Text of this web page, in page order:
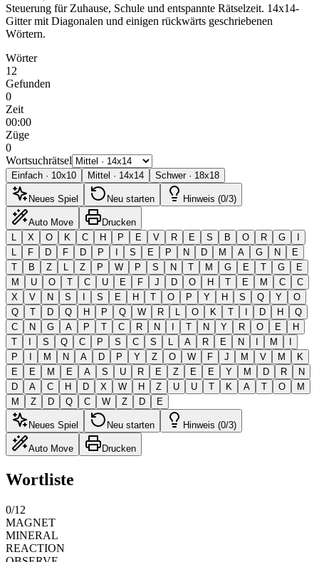
Steuerung für Zuhause, Schule und entspannte Rätselzeit. 14x14-
Gitter mit Diagonalen und einigen rückwärts geschriebenen
Wörtern.
Wörter
12
Gefunden
0
Zeit
00:00
Züge
0
Wortsuchrätsel
Einfach · 10x10 Mittel · 14x14 Schwer· 18x18
Neues Spiel Neu starten Hinweis (0/3)
Auto Move
Drucken
L
X O K C H P E V R E S B O R G
I
L
F D F D P I S E P N D M A G N
E
T
B Z L Z P W P S N T M G E T G
E
M
U O T C U E F J D O H T E M C
C
X
V N S I S E H T O P Y H S Q Y
O
Q
T D Q H P Q W R L O K T I D H
Q
C
N G A P T C R N I T N Y R O E
H
T
I S Q C P S C S L A R E N I M
I
P
I M N A D P Y Z O W F J M V M
K
E
E M E A S U R E Z E E Y M D R
N
D
A C H D X W H Z U U T K A T O
M
M
Z D Q C W Z D E
Neues Spiel Neu starten Hinweis (0/3)
Auto Move Drucken
Wortliste
0/12
MAGNET
MINERAL
REACTION